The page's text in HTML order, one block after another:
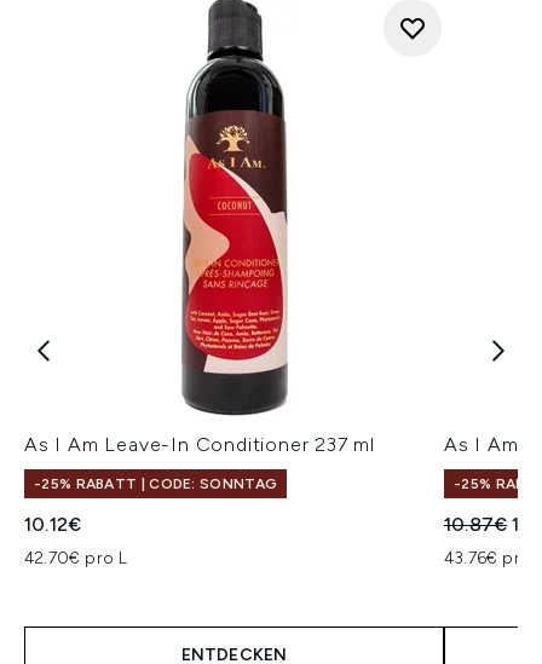
As I Am Leave-In Conditioner 237 ml
-25% RABATT | CODE: SONNTAG
10.12€
42.70€ pro L
ENTDECKEN
As I Am
-25%
10.87€
43.76€ pro